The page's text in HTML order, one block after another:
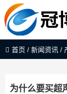
首页 /新闻资讯 /
为什么要买超